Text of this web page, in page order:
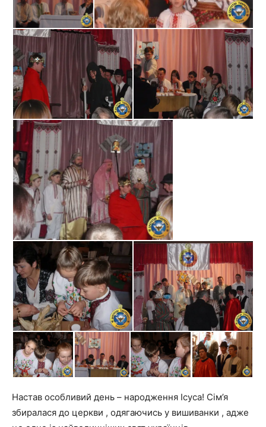
Настав особливий день – народження Ісуса! Сім’я
збиралася до церкви , одягаючись у вишиванки , адже